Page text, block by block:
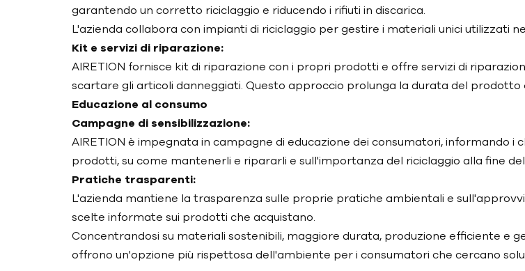
garantendo un corretto riciclaggio e riducendo i rifiuti in discarica.
L'azienda collabora con impianti di riciclaggio per gestire i materiali unici utilizzati
Kit e servizi di riparazione:
AIRETION fornisce kit di riparazione con i propri prodotti e offre servizi di
scartare gli articoli danneggiati. Questo approccio prolunga la durata del prodotto
Educazione al consumo
Campagne di sensibilizzazione:
AIRETION è impegnata in campagne di educazione dei consumatori, informando
prodotti, su come mantenerli e ripararli e sull'importanza del riciclaggio alla fine
Pratiche trasparenti:
L'azienda mantiene la trasparenza sulle proprie pratiche ambientali e
scelte informate sui prodotti che acquistano.
Concentrandosi su materiali sostenibili, maggiore durata, produzione efficiente e
offrono un'opzione più rispettosa dell'ambiente per i consumatori che cercano